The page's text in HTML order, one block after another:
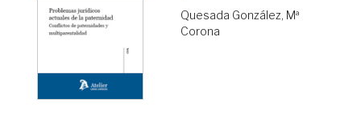
Quesada González, Mª
Corona